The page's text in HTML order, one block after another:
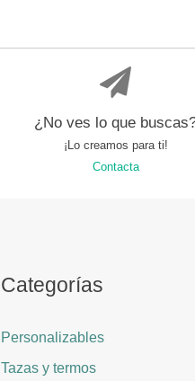
¿No ves lo que
¡Lo creamos para ti!
Contacta
Categorías
Personalizables
Tazas y termos